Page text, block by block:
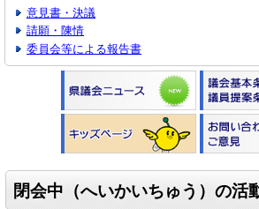
意見書・決議
請願・陳情
委員会等による報告書
閉会中（へいかいちゅう）の活